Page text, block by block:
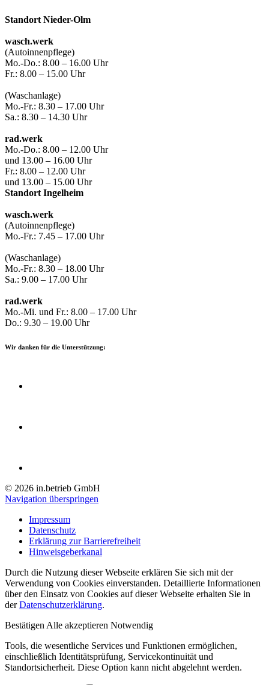
Standort Nieder-Olm
wasch.werk
(Autoinnenpflege)
Mo.-Do.: 8.00 – 16.00 Uhr
Fr.: 8.00 – 15.00 Uhr
(Waschanlage)
Mo.-Fr.: 8.30 – 17.00 Uhr
Sa.: 8.30 – 14.30 Uhr
rad.werk
Mo.-Do.: 8.00 – 12.00 Uhr
und 13.00 – 16.00 Uhr
Fr.: 8.00 – 12.00 Uhr
und 13.00 – 15.00 Uhr
Standort Ingelheim
wasch.werk
(Autoinnenpflege)
Mo.-Fr.: 7.45 – 17.00 Uhr
(Waschanlage)
Mo.-Fr.: 8.30 – 18.00 Uhr
Sa.: 9.00 – 17.00 Uhr
rad.werk
Mo.-Mi. und Fr.: 8.00 – 17.00 Uhr
Do.: 9.30 – 19.00 Uhr
Wir danken für die Unterstützung:
© 2026 in.betrieb GmbH
Navigation überspringen
Impressum
Datenschutz
Erklärung zur Barrierefreiheit
Hinweisgeberkanal
Durch die Nutzung dieser Webseite erklären Sie sich mit der
Verwendung von Cookies einverstanden. Detaillierte Informationen
über den Einsatz von Cookies auf dieser Webseite erhalten Sie in
derDatenschutzerklärung.
Bestätigen Alle akzeptieren Notwendig
Tools, die wesentliche Services und Funktionen ermöglichen,
einschließlich Identitätsprüfung, Servicekontinuität und
Standortsicherheit. Diese Option kann nicht abgelehnt werden.